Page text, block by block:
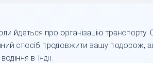
йдеться про організацію транспорту.
спосіб продовжити вашу подорож,
в Індії.